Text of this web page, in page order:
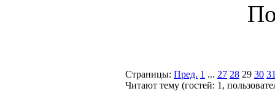
Страницы: Пред. 1 ... 27 28 29 30
Читают тему (гостей: 1 ,